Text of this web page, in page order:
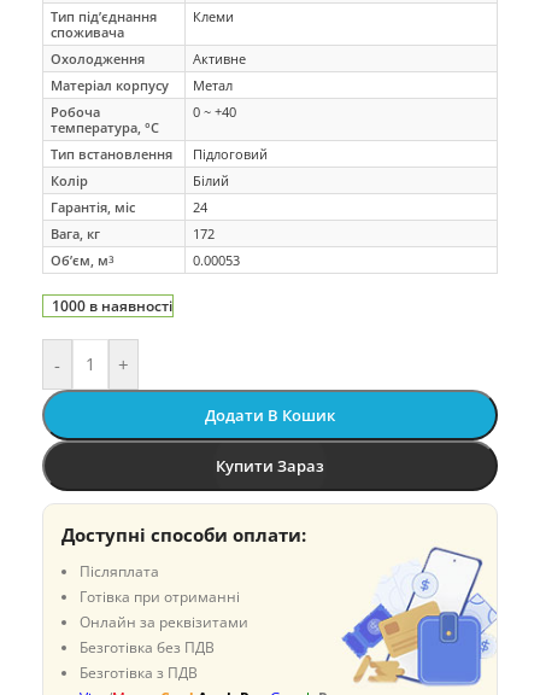
Тип під’єднання
споживача
Клеми
Охолодження
Активне
Матеріал корпусу
Метал
Робоча
температура, °C
0 ~ +40
Тип встановлення
Підлоговий
Колір
Білий
Гарантія, міс
24
Вага, кг
172
Об’єм, м3 0.00053
1000 в наявності
- +
Додати В Кошик
Купити Зараз
Доступні способи оплати:
Післяплата
Готівка при отриманні
Онлайн за реквізитами
Безготівка без ПДВ
Безготівка з ПДВ